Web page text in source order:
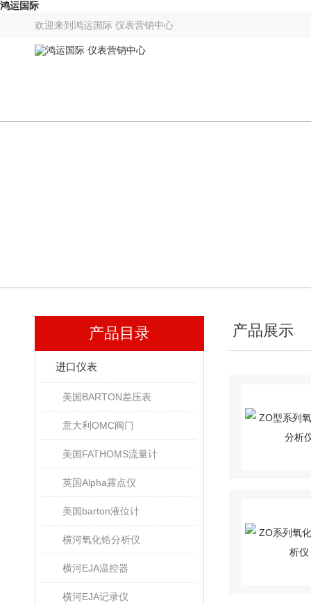
鸿运国际
欢迎来到 鸿运国际 仪表营销中心
产品目录
进口仪表
美国BARTON差压表
意大利OMC阀门
美国FATHOMS流量计
英国Alpha露点仪
美国barton液位计
横河氧化锆分析仪
横河EJA温控器
横河EJA记录仪
产品展示